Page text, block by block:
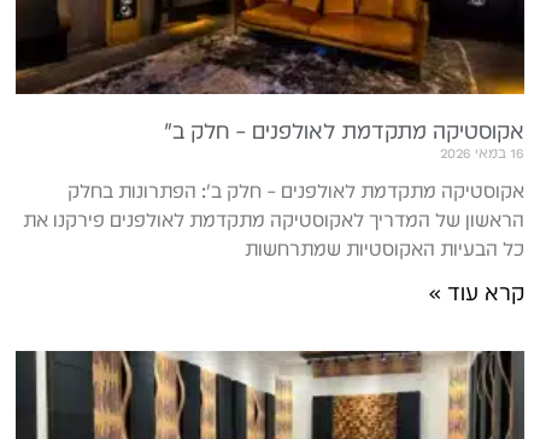
אקוסטיקה מתקדמת לאולפנים – חלק ב׳
16 במאי 2026
אקוסטיקה מתקדמת לאולפנים – חלק ב': הפתרונות בחלק
הראשון של המדריך לאקוסטיקה מתקדמת לאולפנים פירקנו את
כל הבעיות האקוסטיות שמתרחשות
קרא עוד »